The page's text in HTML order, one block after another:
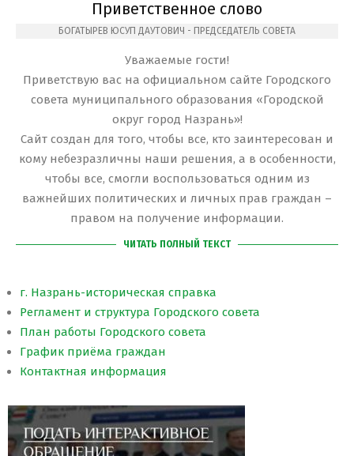
Приветственное слово
БОГАТЫРЕВ ЮСУП ДАУТОВИЧ - ПРЕДСЕДАТЕЛЬ СОВЕТА
Уважаемые гости!
Приветствую вас на официальном сайте Городского
совета муниципального образования «Городской
округ город Назрань»!
Сайт создан для того, чтобы все, кто заинтересован и
кому небезразличны наши решения, а в особенности,
чтобы все, смогли воспользоваться одним из
важнейших политических и личных прав граждан –
правом на получение информации.
ЧИТАТЬ ПОЛНЫЙ ТЕКСТ
г. Назрань-историческая справка
Регламент и структура Городского совета
План работы Городского совета
График приёма граждан
Контактная информация